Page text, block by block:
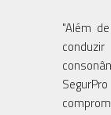
"Além